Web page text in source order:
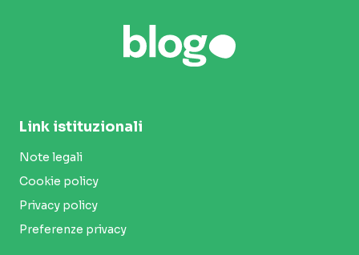
Link istituzionali
Note legali
Cookie policy
Privacy policy
Preferenze privacy